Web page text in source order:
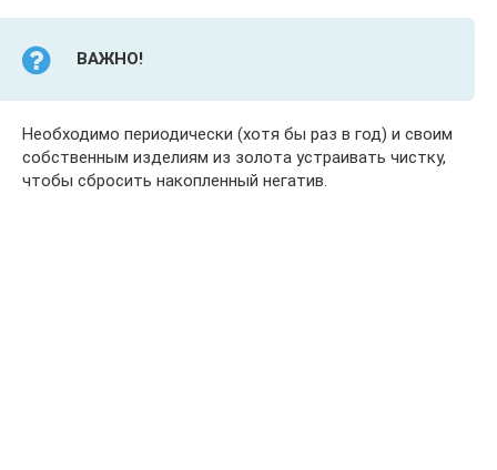
ВАЖНО!
Необходимо периодически (хотя бы раз в год) и своим
собственным изделиям из золота устраивать чистку,
чтобы сбросить накопленный негатив.